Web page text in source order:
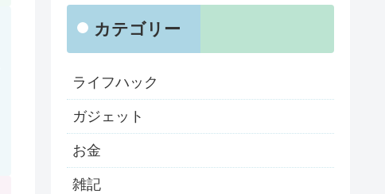
カテゴリー
ライフハック
ガジェット
お金
雑記